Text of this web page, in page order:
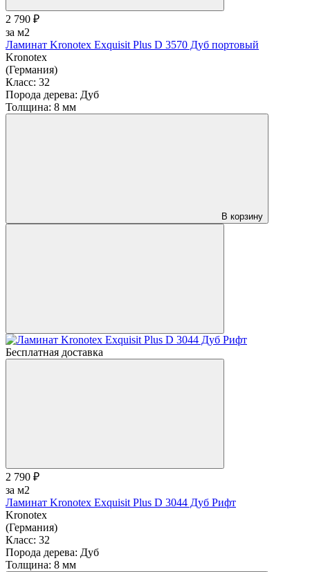
2 790 ₽
за м2
Ламинат Kronotex Exquisit Plus D 3570 Дуб портовый
Kronotex
(Германия)
Класс: 32
Порода дерева: Дуб
Толщина: 8 мм
В корзину
Бесплатная доставка
2 790 ₽
за м2
Ламинат Kronotex Exquisit Plus D 3044 Дуб Рифт
Kronotex
(Германия)
Класс: 32
Порода дерева: Дуб
Толщина: 8 мм